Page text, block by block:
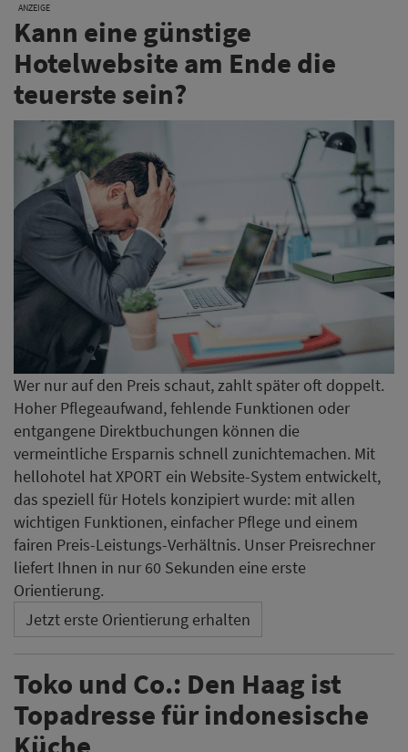
ANZEIGE
Kann eine günstige
Hotelwebsite am Ende die
teuerste sein?
Wer nur auf den Preis schaut, zahlt später oft doppelt.
Hoher Pflegeaufwand, fehlende Funktionen oder
entgangene Direktbuchungen können die
vermeintliche Ersparnis schnell zunichtemachen. Mit
hellohotel hat XPORT ein Website-System entwickelt,
das speziell für Hotels konzipiert wurde: mit allen
wichtigen Funktionen, einfacher Pflege und einem
fairen Preis-Leistungs-Verhältnis. Unser Preisrechner
liefert Ihnen in nur 60 Sekunden eine erste
Orientierung.
Jetzt erste Orientierung erhalten
Toko und Co.: Den Haag ist
Topadresse für indonesische